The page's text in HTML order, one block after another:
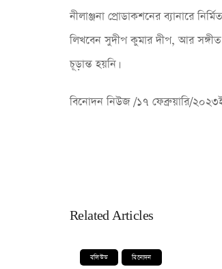
নীলাঞ্জনা প্রোডাকশনের ব্যানারে
লিখবেন সুদীপ কুমার দীপ, আর সঙ্গীত
চূড়ান্ত হয়নি।
বিনোদন নিউজ /১৭ ফেব্রুয়ারি/
Related Articles
বলিউড বিনোদন